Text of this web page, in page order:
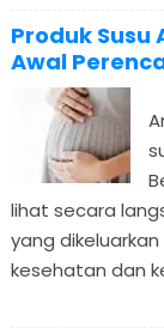
Produk Susu
Awal
lihat secara
yang
kesehatan dan